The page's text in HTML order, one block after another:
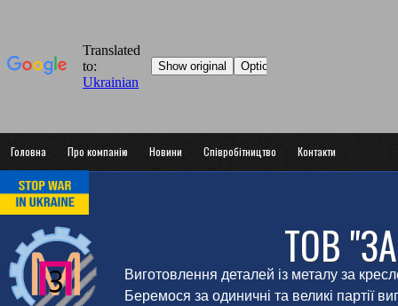
Головна Про компанію Новини Співробітництво Контакти
ТОВ
Виготовлення деталей із металу за
Беремося за одиничні та великі партії